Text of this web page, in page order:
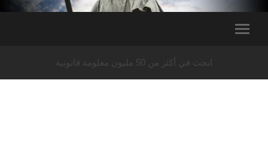
ابحث في أكثر من 50 مليون معلومة قانونية